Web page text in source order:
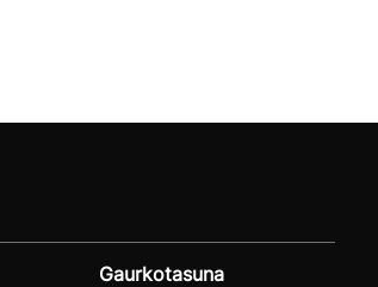
Gaurkotasuna